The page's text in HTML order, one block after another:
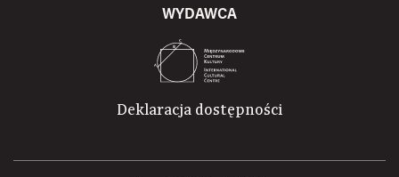
WYDAWCA
Deklaracja dostępności